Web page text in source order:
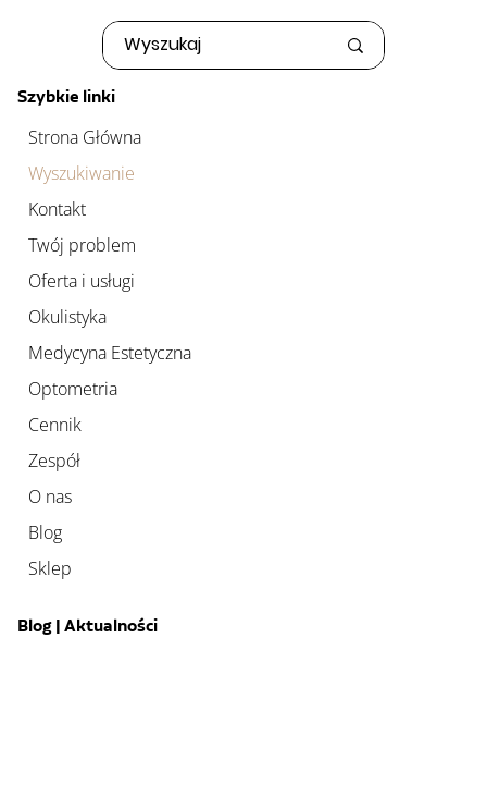
Szybkie linki
Strona Główna
Wyszukiwanie
Kontakt
Twój problem
Oferta i usługi
Okulistyka
Medycyna Estetyczna
Optometria
Cennik
Zespół
O nas
Blog
Sklep
Blog | Aktualności